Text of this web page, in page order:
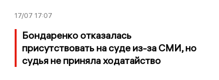
17/07 17:07
Бондаренко отказалась
присутствовать на суде из-за СМИ, но
судья не приняла ходатайство